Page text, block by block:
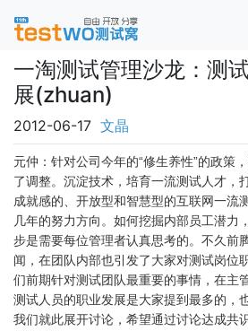
一淘测试管理沙龙：测
展(zhuan)
2012-06-17 文晶
元仲：针对公司今年的“修生养性”的政策
了调整。沉淀技术，培育一流测试人才，
成就感的、开放型和智慧型的互联网一流
几年的努力方向。如何挖掘内部员工潜力
步是需要每位管理者认真思考的。不久前
闻，在团队内部也引发了大家对测试岗位
们前期针对测试团队最重要的事情，在主
测试人员的职业发展是大家提到最多的，
我们就此展开讨论，希望通过讨论达成共